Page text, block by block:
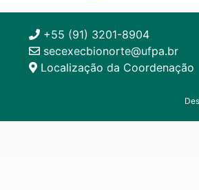
+55 (91) 3201-8904
secexecbionorte@ufpa.br
Localização da Coordenação